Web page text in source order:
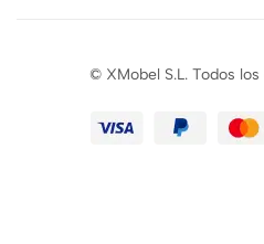
© XMobel S.L. Todos